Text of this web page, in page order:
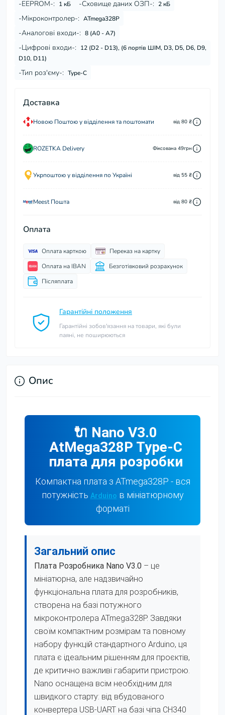
-EEPROM-: 1 кБ -Сховище даних ОЗП-: 2 кБ
-Мікроконтролер-: ATmega328P
-Аналогові входи-: 8 (A0 - A7)
-Цифрові входи-:
12 (D2 - D13), (6 портів ШІМ, D3, D5, D6, D9,
D10, D11)
-Тип роз'єму-: Type-C
Доставка
Новою Поштою у відділення та поштомати від 80 ₴
ROZETKA Delivery Фіксована 49грн
Укрпоштою у відділення по Україні від 55 ₴
Meest Пошта від 80 ₴
Оплата
Оплата карткою
Переказ на картку
Оплата на IBAN
Безготівковий розрахунок
Післяплата
Гарантійні положення
Гарантійні зобов'язання на товари, які були
паяні, не поширюються
Опис
🔌 Nano V3.0
AtMega328P Type-C
плата для розробки
Компактна плата з ATmega328P - вся
потужність Arduino в мініатюрному
форматі
Загальний опис
Плата Розробника Nano V3.0 – це
мініатюрна, але надзвичайно
функціональна плата для розробників,
створена на базі потужного
мікроконтролера ATmega328P. Завдяки
своїм компактним розмірам та повному
набору функцій стандартного Arduino, ця
плата є ідеальним рішенням для проєктів,
де критично важливі габарити пристрою.
Nano оснащена всім необхідним для
швидкого старту: від вбудованого
конвертера USB-UART на базі чіпа CH340